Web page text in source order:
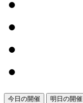
今日の開催
明日の開催